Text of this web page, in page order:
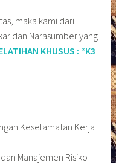
maka kami dari
dan Narasumber yang
KHUSUS : “K3
Keselamatan Kerja
Manajemen Risiko